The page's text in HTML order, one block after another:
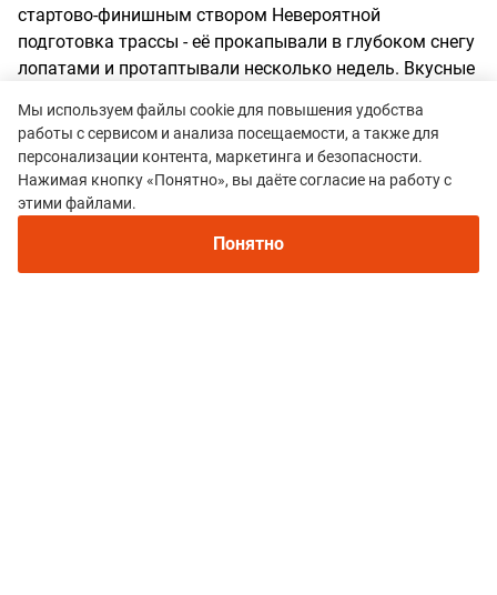
стартово-финишным створом Невероятной
подготовка трассы - её прокапывали в глубоком снегу
лопатами и протаптывали несколько недель. Вкусные
и даже блины! Весёлые и отзывчивые волонтёры,
часть из которых в народных одеждах новгородских
ратников.
Недостатки:Недостатков просто нет
Рекомендуем
Непромокаемые кроссовки для бега зимой и
трейлраннинга 2026. Для города и
Мы используем файлы cookie для повышения удобства
работы с сервисом и анализа посещаемости, а также для
персонализации контента, маркетинга и безопасности.
Нажимая кнопку «Понятно», вы даёте согласие на работу с
этими файлами.
Понятно